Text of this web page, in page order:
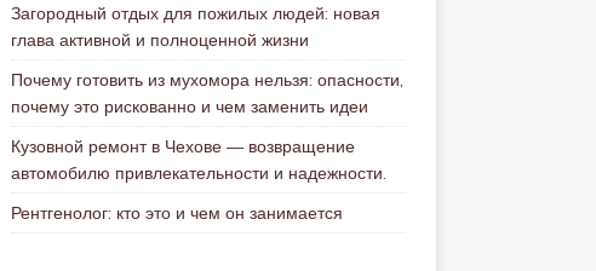
Загородный отдых для пожилых людей: новая
глава активной и полноценной жизни
Почему готовить из мухомора нельзя: опасности,
почему это рискованно и чем заменить идеи
Кузовной ремонт в Чехове — возвращение
автомобилю привлекательности и надежности.
Рентгенолог: кто это и чем он занимается